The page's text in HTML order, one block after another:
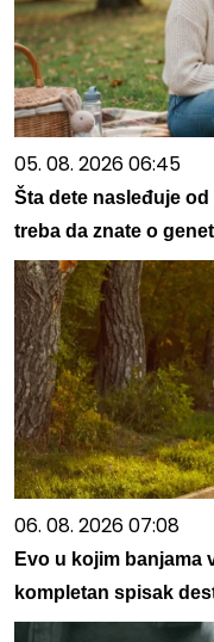
05. 08. 2026 06:45
Šta dete nasleđuje
treba da znate o
06. 08. 2026 07:08
Evo u kojim banjama
kompletan spisak